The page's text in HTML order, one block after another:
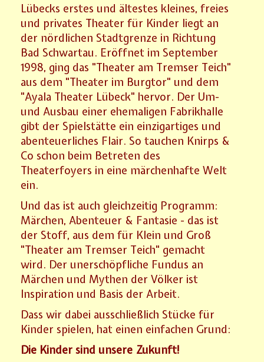
Lübecks erstes und ältestes kleines, freies
und privates Theater für Kinder liegt an
der nördlichen Stadtgrenze in Richtung
Bad Schwartau. Eröffnet im September
1998, ging das "Theater am Tremser Teich"
aus dem "Theater im Burgtor" und dem
"Ayala Theater Lübeck" hervor. Der Um-
und Ausbau einer ehemaligen Fabrikhalle
gibt der Spielstätte ein einzigartiges und
abenteuerliches Flair. So tauchen Knirps &
Co schon beim Betreten des
Theaterfoyers in eine märchenhafte Welt
ein.
Und das ist auch gleichzeitig Programm:
Märchen, Abenteuer & Fantasie - das ist
der Stoff, aus dem für Klein und Groß
"Theater am Tremser Teich" gemacht
wird. Der unerschöpfliche Fundus an
Märchen und Mythen der Völker ist
Inspiration und Basis der Arbeit.
Dass wir dabei ausschließlich Stücke für
Kinder spielen, hat einen einfachen Grund:
Die Kinder sind unsere Zukunft!